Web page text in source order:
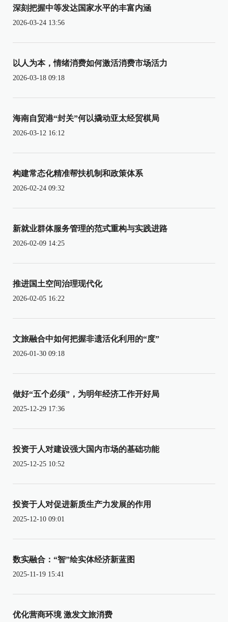
深刻把握中等发达国家水平的丰富内涵
2026-03-24 13:56
以人为本，情绪消费如何激活消费市场活力
2026-03-18 09:18
海南自贸港“封关”何以撬动亚太经贸棋局
2026-03-12 16:12
构建常态化精准帮扶机制和政策体系
2026-02-24 09:32
新就业群体服务管理的范式重构与实践进路
2026-02-09 14:25
推进国土空间治理现代化
2026-02-05 16:22
文旅融合中如何把握非遗活化利用的“度”
2026-01-30 09:18
做好“五个必须”，为明年经济工作开好局
2025-12-29 17:36
投资于人对建设强大国内市场的基础功能
2025-12-25 10:52
投资于人对促进新质生产力发展的作用
2025-12-10 09:01
数实融合：“智”绘实体经济新蓝图
2025-11-19 15:41
优化营商环境 激发文旅消费